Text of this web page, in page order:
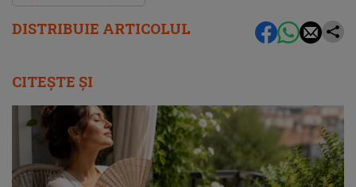
DISTRIBUIE ARTICOLUL
CITEȘTE ȘI